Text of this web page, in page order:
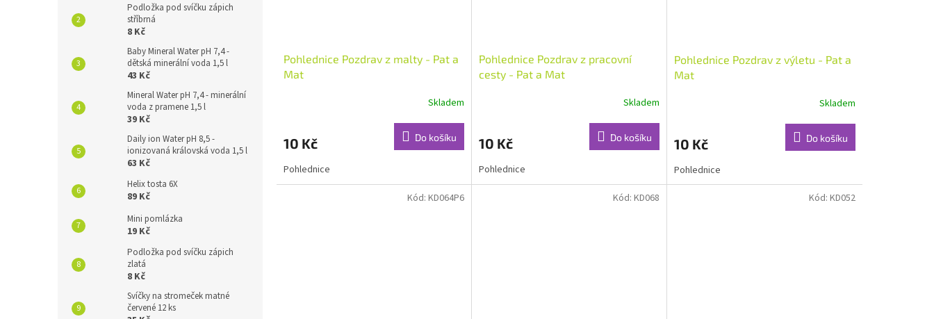
Podložka pod svíčku zápich
stříbrná
8 Kč
Baby Mineral Water pH 7,4 -
dětská minerální voda 1,5 l
43 Kč
Mineral Water pH 7,4 - minerální
voda z pramene 1,5 l
39 Kč
Daily ion Water pH 8,5 -
ionizovaná královská voda 1,5 l
63 Kč
Helix tosta 6X
89 Kč
Mini pomlázka
19 Kč
Podložka pod svíčku zápich
zlatá
8 Kč
Svíčky na stromeček matné
červené 12 ks
Pohlednice Pozdrav z malty - Pat a
Mat
Skladem
10 Kč Do košíku
Pohlednice
Pohlednice Pozdrav z pracovní
cesty - Pat a Mat
Skladem
10 Kč Do košíku
Pohlednice
Pohlednice Pozdrav z výletu - Pat a
Mat
Skladem
10 Kč Do košíku
Pohlednice
Kód: KD064P6 Kód: KD068 Kód: KD052